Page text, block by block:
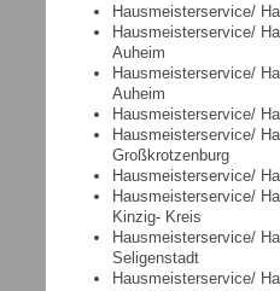
Hausmeisterservice/
Hausmeisterservice/
Auheim
Hausmeisterservice/
Auheim
Hausmeisterservice/
Hausmeisterservice/
Großkrotzenburg
Hausmeisterservice/
Hausmeisterservice/
Kinzig- Kreis
Hausmeisterservice/
Seligenstadt
Hausmeisterservice/